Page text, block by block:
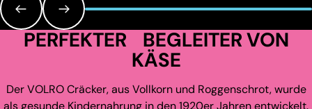
PERFEKTER BEGLEITER VON
KÄSE
Der VOLRO Cräcker, aus Vollkorn und Roggenschrot, wurde